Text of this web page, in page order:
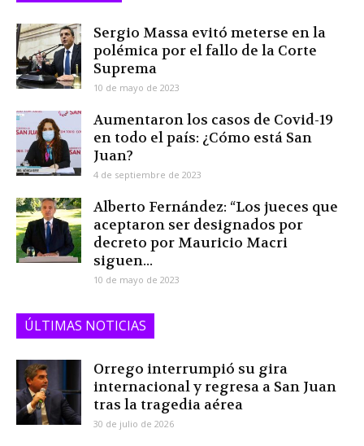
Sergio Massa evitó meterse en la
polémica por el fallo de la Corte
Suprema
10 de mayo de 2023
Aumentaron los casos de Covid-19
en todo el país: ¿Cómo está San
Juan?
4 de septiembre de 2023
Alberto Fernández: “Los jueces que
aceptaron ser designados por
decreto por Mauricio Macri
siguen...
10 de mayo de 2023
ÚLTIMAS NOTICIAS
Orrego interrumpió su gira
internacional y regresa a San Juan
tras la tragedia aérea
30 de julio de 2026